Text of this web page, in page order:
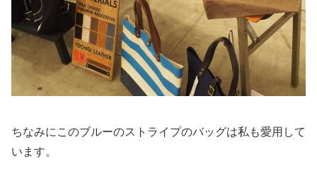
ちなみにこのブルーのストライプのバッグは私も愛用して
います。